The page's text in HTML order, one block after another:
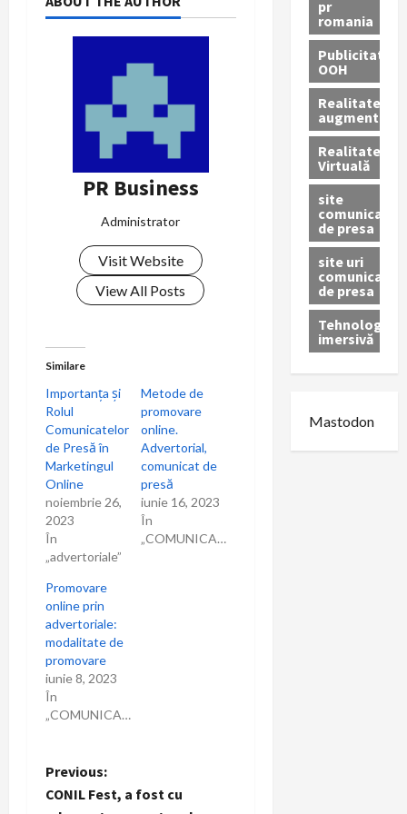
i
o
n
PR Business
Administrator
Visit Website
View All Posts
Similare
Importanța și
Rolul
Comunicatelor
de Presă în
Marketingul
Online
noiembrie 26,
2023
În
„advertoriale”
Metode de
promovare
online.
Advertorial,
comunicat de
presă
iunie 16, 2023
În
„COMUNICARE”
Promovare
online prin
advertoriale:
modalitate de
promovare
iunie 8, 2023
În
„COMUNICARE”
P
Previous:
CONIL Fest, a fost cu
pr
romania
Publicitate
OOH
Realitatea
augmentată
Realitatea
Virtuală
site
comunicate
de presa
site uri
comunicate
de presa
Tehnologie
imersivă
Mastodon